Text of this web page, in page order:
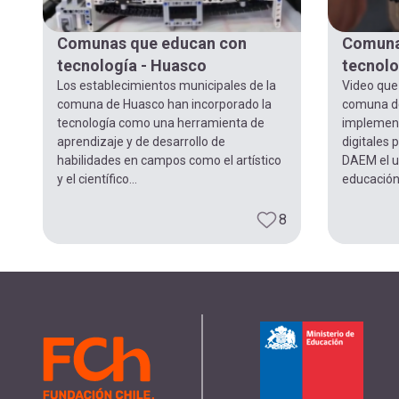
navegación
Comunas que educan con
tecnología - Huasco
Los establecimientos municipales de la
comuna de Huasco han incorporado la
tecnología como una herramienta de
aprendizaje y de desarrollo de
habilidades en campos como el artístico
y el científico...
8
Video
comuna
digitales
DAEM el